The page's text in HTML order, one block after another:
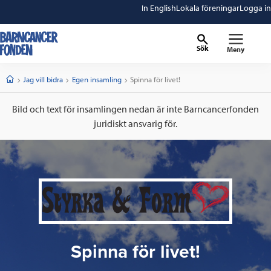
In EnglishLokala föreningarLogga in
Sök Meny
StartJag vill bidra Egen insamling Current:
Spinna för livet!
Bild och text för insamlingen nedan är inte Barncancerfonden
juridiskt ansvarig för.
Spinna för livet!